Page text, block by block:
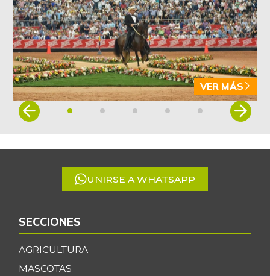
VER MÁS
Item
5
UNIRSE A WHATSAPP
SECCIONES
AGRICULTURA
MASCOTAS